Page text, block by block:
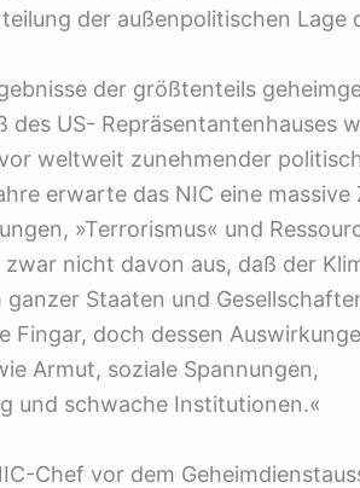
der außenpolitischen Lage
der größtenteils
des US- Repräsentantenhauses
weltweit zunehmender
erwarte das NIC eine massive
»Terrorismus« und
nicht davon aus, daß der
Staaten und
doch dessen
Armut, soziale Spannungen,
und schwache Institutionen.«
Chef vor dem